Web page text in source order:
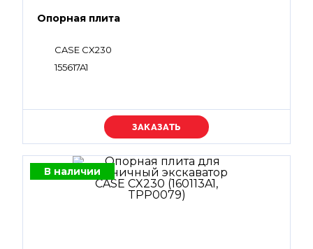
Опорная плита
CASE CX230
155617A1
Уточняйте цену
В наличии